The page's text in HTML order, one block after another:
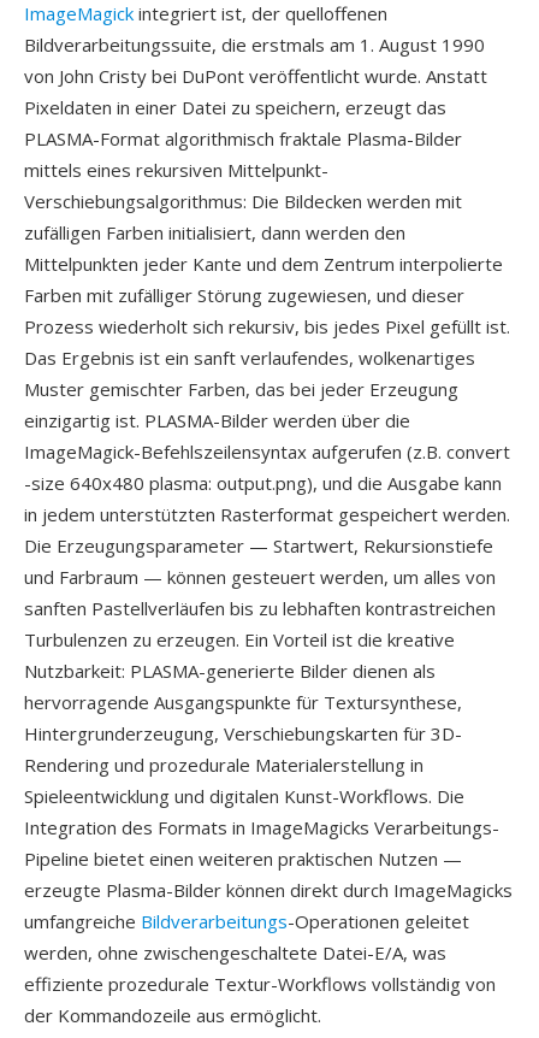
ImageMagick integriert ist, der quelloffenen
Bildverarbeitungssuite, die erstmals am 1. August 1990
von John Cristy bei DuPont veröffentlicht wurde. Anstatt
Pixeldaten in einer Datei zu speichern, erzeugt das
PLASMA-Format algorithmisch fraktale Plasma-Bilder
mittels eines rekursiven Mittelpunkt-
Verschiebungsalgorithmus: Die Bildecken werden mit
zufälligen Farben initialisiert, dann werden den
Mittelpunkten jeder Kante und dem Zentrum interpolierte
Farben mit zufälliger Störung zugewiesen, und dieser
Prozess wiederholt sich rekursiv, bis jedes Pixel gefüllt ist.
Das Ergebnis ist ein sanft verlaufendes, wolkenartiges
Muster gemischter Farben, das bei jeder Erzeugung
einzigartig ist. PLASMA-Bilder werden über die
ImageMagick-Befehlszeilensyntax aufgerufen (z.B. convert
-size 640x480 plasma: output.png), und die Ausgabe kann
in jedem unterstützten Rasterformat gespeichert werden.
Die Erzeugungsparameter — Startwert, Rekursionstiefe
und Farbraum — können gesteuert werden, um alles von
sanften Pastellverläufen bis zu lebhaften kontrastreichen
Turbulenzen zu erzeugen. Ein Vorteil ist die kreative
Nutzbarkeit: PLASMA-generierte Bilder dienen als
hervorragende Ausgangspunkte für Textursynthese,
Hintergrunderzeugung, Verschiebungskarten für 3D-
Rendering und prozedurale Materialerstellung in
Spieleentwicklung und digitalen Kunst-Workflows. Die
Integration des Formats in ImageMagicks Verarbeitungs-
Pipeline bietet einen weiteren praktischen Nutzen —
erzeugte Plasma-Bilder können direkt durch ImageMagicks
umfangreiche Bildverarbeitungs-Operationen geleitet
werden, ohne zwischengeschaltete Datei-E/A, was
effiziente prozedurale Textur-Workflows vollständig von
der Kommandozeile aus ermöglicht.